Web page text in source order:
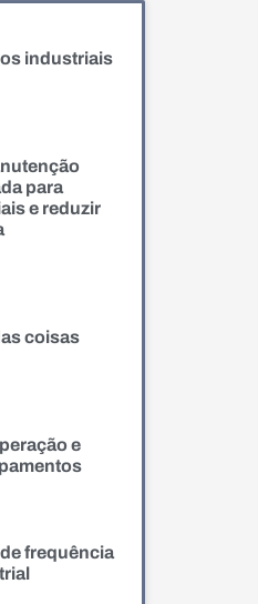
industriais
para
e reduzir
coisas
e
frequência